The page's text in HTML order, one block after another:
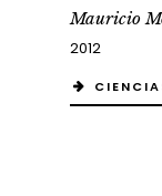
Mauricio
2012